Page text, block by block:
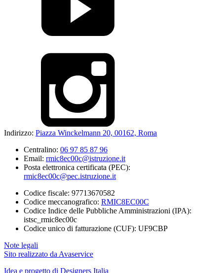
Indirizzo: Piazza Winckelmann 20, 00162, Roma
Centralino: 06 97 85 87 96
Email: rmic8ec00c@istruzione.it
Posta elettronica certificata (PEC):
rmic8ec00c@pec.istruzione.it
Codice fiscale: 97713670582
Codice meccanografico: RMIC8EC00C
Codice Indice delle Pubbliche Amministrazioni (IPA):
istsc_rmic8ec00c
Codice unico di fatturazione (CUF): UF9CBP
Note legali
Sito realizzato da Avaservice
Idea e progetto di Designers Italia